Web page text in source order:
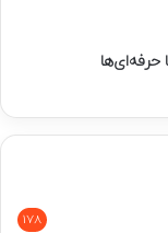
حرفه‌ای‌ها
178